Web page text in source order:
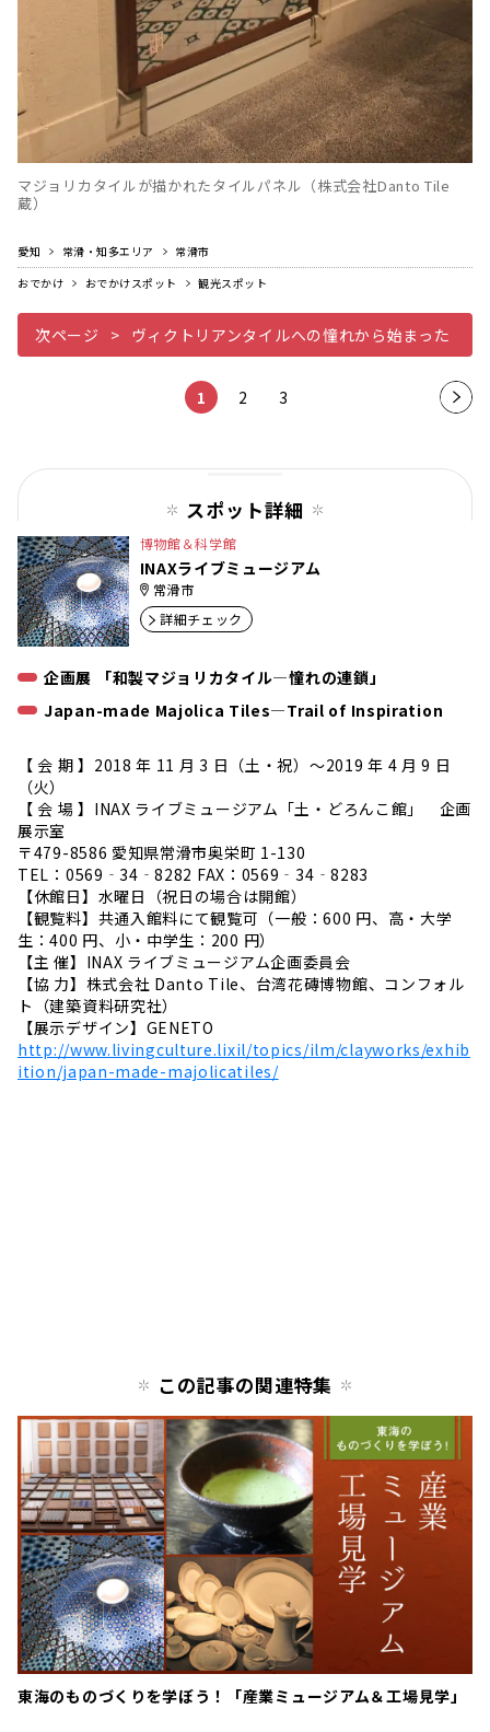
マジョリカタイルが描かれたタイルパネル（株式会社Danto Tile
蔵）
愛知 常滑・知多エリア
常滑市
おでかけ
おでかけスポット 観光スポット
次ページ ヴィクトリアンタイルへの憧れから始まった
1 2 3
次の
スポット詳細
博物館＆科学館
INAXライブミュージアム
常滑市
詳細チェック
企画展 「和製マジョリカタイル―憧れの連鎖」
Japan-made Majolica Tiles―Trail of Inspiration
【 会 期 】2018 年 11 月 3 日（土・祝）～2019 年 4 月 9 日
（火）
【 会 場 】INAX ライブミュージアム「土・どろんこ館」 企画
展示室
〒479-8586 愛知県常滑市奥栄町 1-130
TEL：0569‐34‐8282 FAX：0569‐34‐8283
【休館日】水曜日（祝日の場合は開館）
【観覧料】共通入館料にて観覧可（一般：600 円、高・大学
生：400 円、小・中学生：200 円）
【主 催】INAX ライブミュージアム企画委員会
【協 力】株式会社 Danto Tile、台湾花磚博物館、コンフォル
ト（建築資料研究社）
【展示デザイン】GENETO
http://www.livingculture.lixil/topics/ilm/clayworks/exhib
ition/japan-made-majolicatiles/
この記事の関連特集
東海のものづくりを学ぼう！「産業ミュージアム＆工場見学」